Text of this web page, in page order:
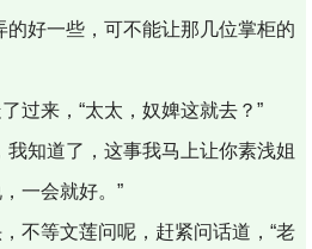
的好一些，可不能让那几位掌柜的
过来，“太太，奴婢这就去？”
我知道了，这事我马上让你素浅姐
一会就好。”
不等文莲问呢，赶紧问话道，“老